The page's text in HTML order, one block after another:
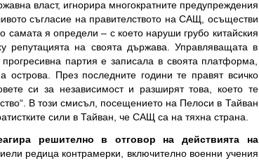
власт, игнорира многократните предупреждения
съгласие на правителството на САЩ, осъществи
самата я определи – с което наруши грубо китайския
репутацията на своята държава. Управляващата в
партия е записала в своята платформа,
острова. През последните години те правят всичко
си за независимост и разширят това, което те
В този смисъл, посещението на Пелоси в Тайван
сили в Тайван, че САЩ са на тяхна страна.
решително в отговор на действията на
редица контрамерки, включително военни учения